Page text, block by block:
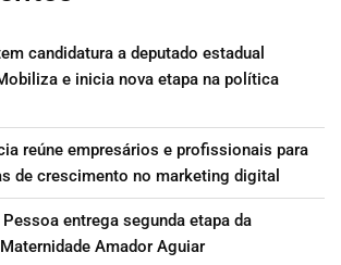
candidatura a deputado estadual
e inicia nova etapa na política
reúne empresários e profissionais para
de crescimento no marketing digital
entrega segunda etapa da
Amador Aguiar